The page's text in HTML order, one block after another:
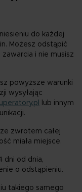
do każdej
Możesz odstąpić
i nie musisz
powyższe warunki
wysyłając
lub innym
zwrotem całej
miała miejsce.
dni od dnia,
o odstąpieniu.
takiego samego